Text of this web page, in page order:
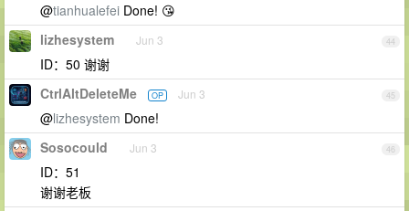
@tianhualefei Done! 😘
44
lizhesystem Jun 3
ID：50 谢谢
45
CtrlAltDeleteMe OP Jun 3
@lizhesystem Done!
46
Sosocould Jun 3
ID：51
谢谢老板